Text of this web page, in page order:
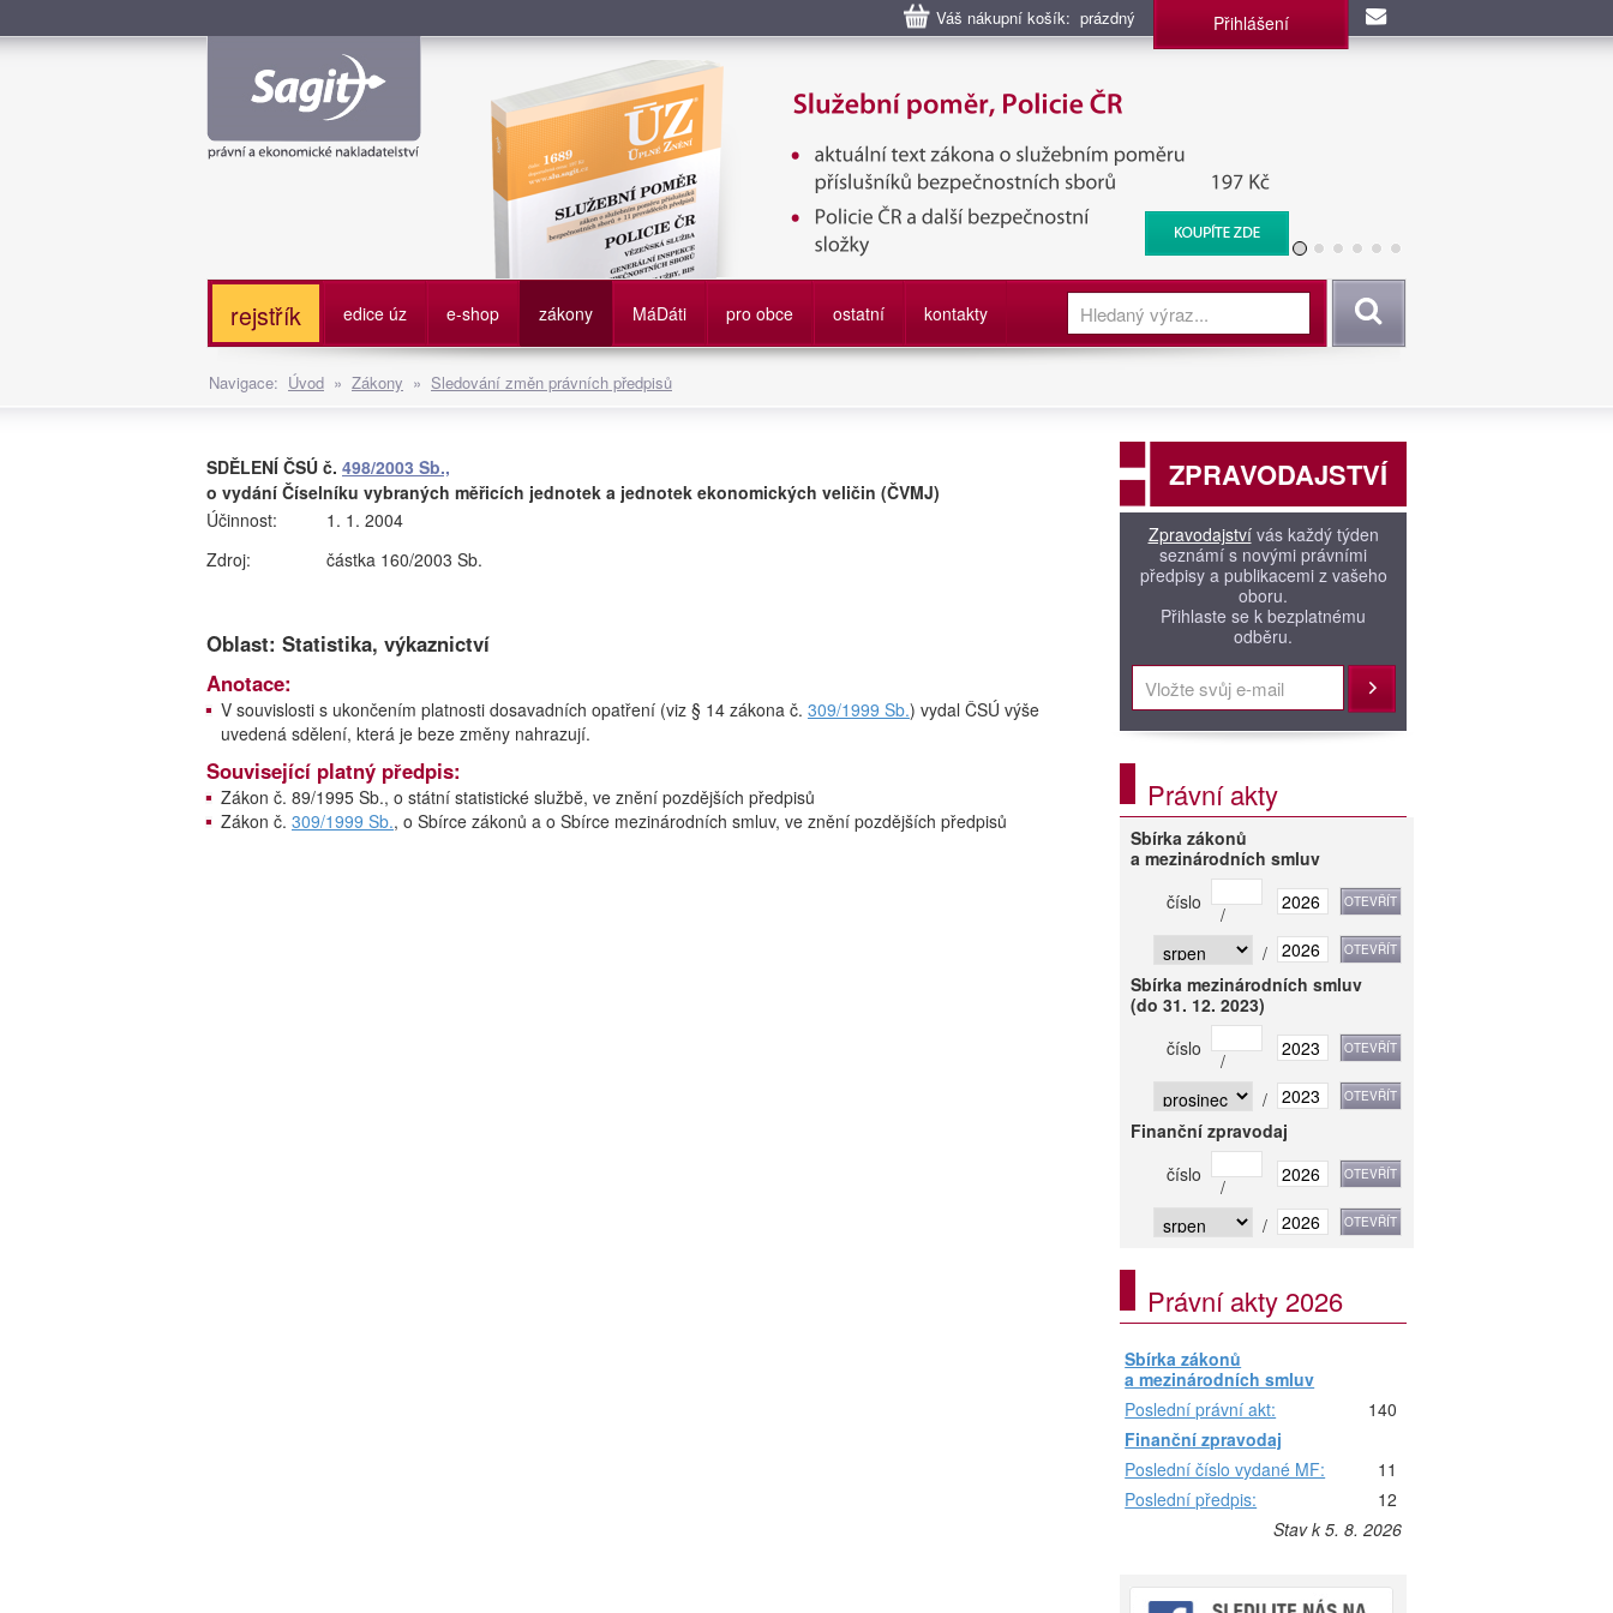
Váš nákupní košík: prázdný Přihlášení
Služební poměr příslušníků bezpečnostních sborů, Policie ČR, Vězeňská služba, BIS, Zpravodajské
služby
rejstřík edice úz e-shop zákony MáDáti pro obce ostatní kontakty Vyhledat
Navigace: Úvod » Zákony » Sledování změn právních předpisů
SDĚLENÍ ČSÚ č. 498/2003 Sb.,
o vydání Číselníku vybraných měřicích jednotek a jednotek ekonomických veličin (ČVMJ)
Účinnost:
1. 1. 2004
Zdroj:
částka 160/2003 Sb.
Oblast: Statistika, výkaznictví
Anotace:
V souvislosti s ukončením platnosti dosavadních opatření (viz § 14 zákona č. 309/1999 Sb.) vydal ČSÚ výše
uvedená sdělení, která je beze změny nahrazují.
Související platný předpis:
Zákon č. 89/1995 Sb., o státní statistické službě, ve znění pozdějších předpisů
Zákon č. 309/1999 Sb., o Sbírce zákonů a o Sbírce mezinárodních smluv, ve znění pozdějších předpisů
ZPRAVODAJSTVÍ
Zpravodajstvívás každý týden
seznámí s novými právními
předpisy a publikacemi z vašeho
oboru.
Přihlaste se k bezplatnému
odběru.
Přihlásit
Právní akty
Sbírka zákonů
a mezinárodních smluv
číslo
/
/
Sbírka mezinárodních smluv
(do 31. 12. 2023)
číslo
/
/
Finanční zpravodaj
číslo
/
/
Právní akty 2026
Sbírka zákonů
a mezinárodních smluv
Poslední právní akt:
140
Finanční zpravodaj
Poslední číslo vydané MF:
11
Poslední předpis:
12
Stav k 5. 8. 2026